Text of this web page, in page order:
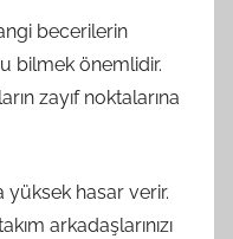
becerilerin
bilmek önemlidir.
zayıf noktalarına
yüksek hasar verir.
arkadaşlarınızı